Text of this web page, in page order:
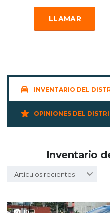
LLAMAR
INVENTARIO DEL
OPINIONES DEL
Inventario
Artículos recientes